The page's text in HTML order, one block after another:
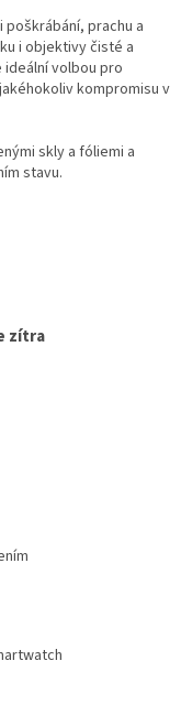
prachu a
i objektivy čisté a
volbou pro
kompromisu v
skly a fóliemi a
stavu.
zítra